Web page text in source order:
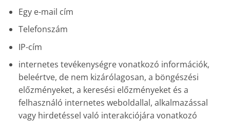
Egy e-mail cím
Telefonszám
IP-cím
internetes tevékenységre vonatkozó információk,
beleértve, de nem kizárólagosan, a böngészési
előzményeket, a keresési előzményeket és a
felhasználó internetes weboldallal, alkalmazással
vagy hirdetéssel való interakciójára vonatkozó